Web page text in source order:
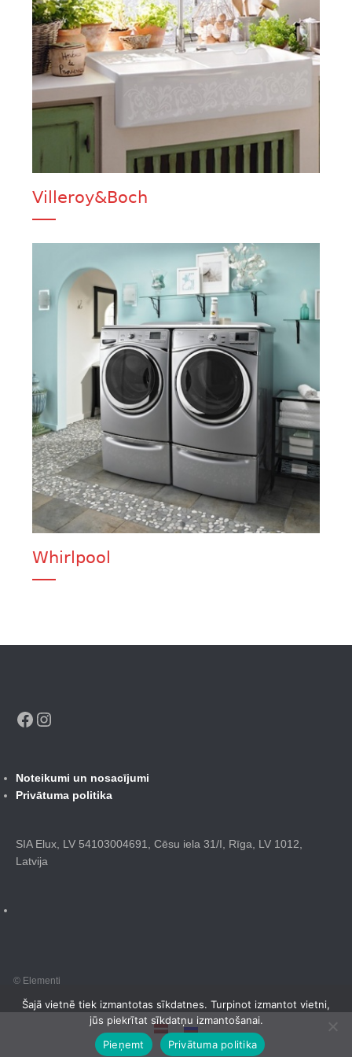
Villeroy&Boch
Whirlpool
Facebook
Noteikumi un nosacījumi
Privātuma politika
SIA Elux, LV 54103004691, Cēsu iela 31/I, Rīga, LV 1012,
Latvija
© Elementi
Šajā vietnē tiek izmantotas sīkdatnes. Turpinot izmantot vietni,
jūs piekrītat sīkdatņu izmantošanai.
Pieņemt
Privātuma politika